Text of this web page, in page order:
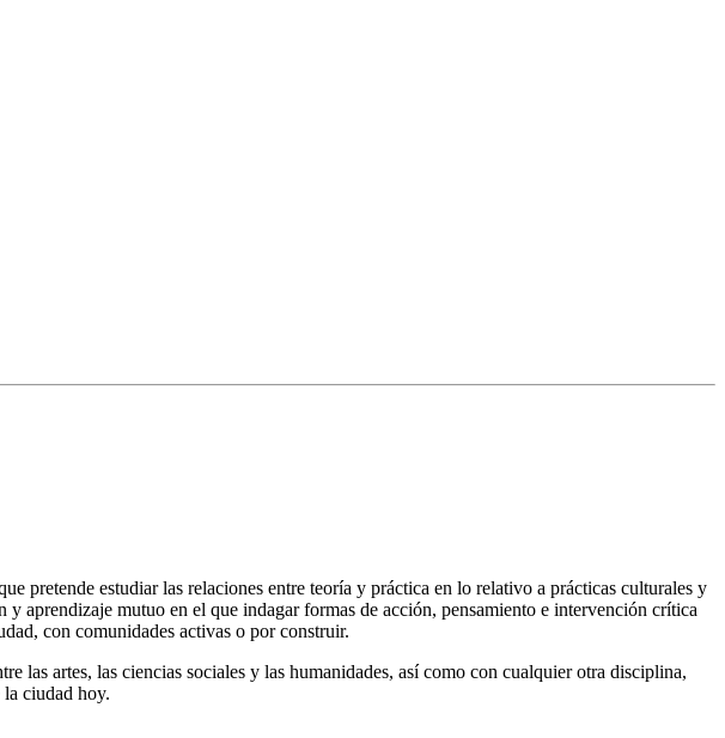
pretende estudiar las relaciones entre teoría y práctica en lo relativo a prácticas culturales y
y aprendizaje mutuo en el que indagar formas de acción, pensamiento e intervención crítica
con comunidades activas o por construir.
las artes, las ciencias sociales y las humanidades, así como con cualquier otra disciplina,
la ciudad hoy.